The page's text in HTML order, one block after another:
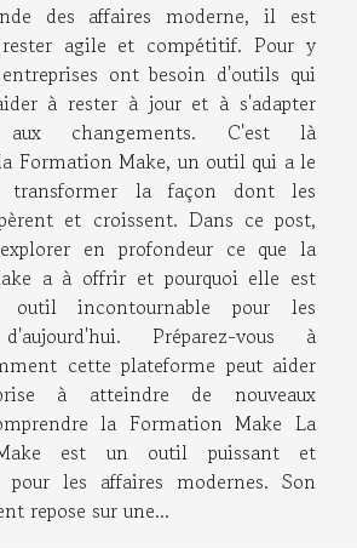
des affaires moderne, il est
agile et compétitif. Pour y
ont besoin d'outils qui
à rester à jour et à s'adapter
aux changements. C'est là
Formation Make, un outil qui a le
transformer la façon dont les
et croissent. Dans ce post,
en profondeur ce que la
a à offrir et pourquoi elle est
outil incontournable pour les
Préparez-vous à
cette plateforme peut aider
à atteindre de nouveaux
la Formation Make La
est un outil puissant et
pour les affaires modernes. Son
repose sur une...